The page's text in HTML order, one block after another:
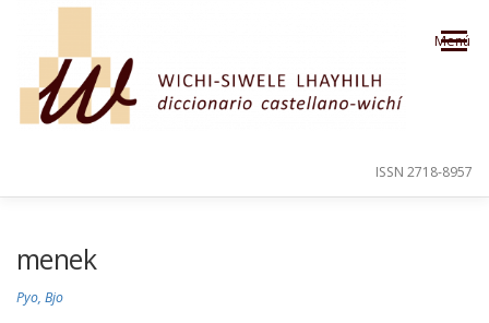
Saltar al contenido
Menú
ISSN 2718-8957
menek
Pyo, Bjo